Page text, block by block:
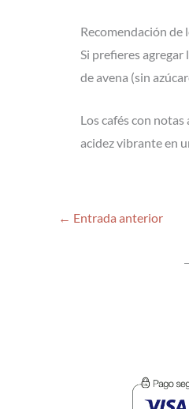
Recomendación de
Si prefieres
de avena (sin
Los cafés con
acidez vibrante en
← Entrada anterior